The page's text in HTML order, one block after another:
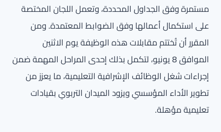
مستمرة وفق الجداول المحددة، وتعمل اللجان المختصة
على استكمال أعمالها وفق الضوابط المعتمدة. ومن
المقرر أن تُختتم مقابلات هذه الوظيفة يوم الاثنين
الموافق 8 يونيو، لتكمل بذلك إحدى المراحل المهمة ضمن
إجراءات شغل الوظائف الإشرافية التعليمية، ما يعزز من
تطوير الأداء المؤسسي ويزود الميدان التربوي بقيادات
تعليمية مؤهلة.